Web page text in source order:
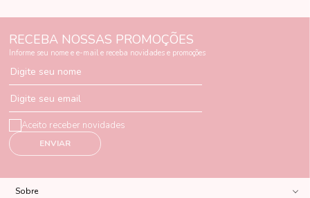
RECEBA NOSSAS PROMOÇÕES
Informe seu nome e e-mail e receba novidades e promoções
Digite seu nome
Digite seu email
ENVIAR
Aceito receber novidades
Sobre